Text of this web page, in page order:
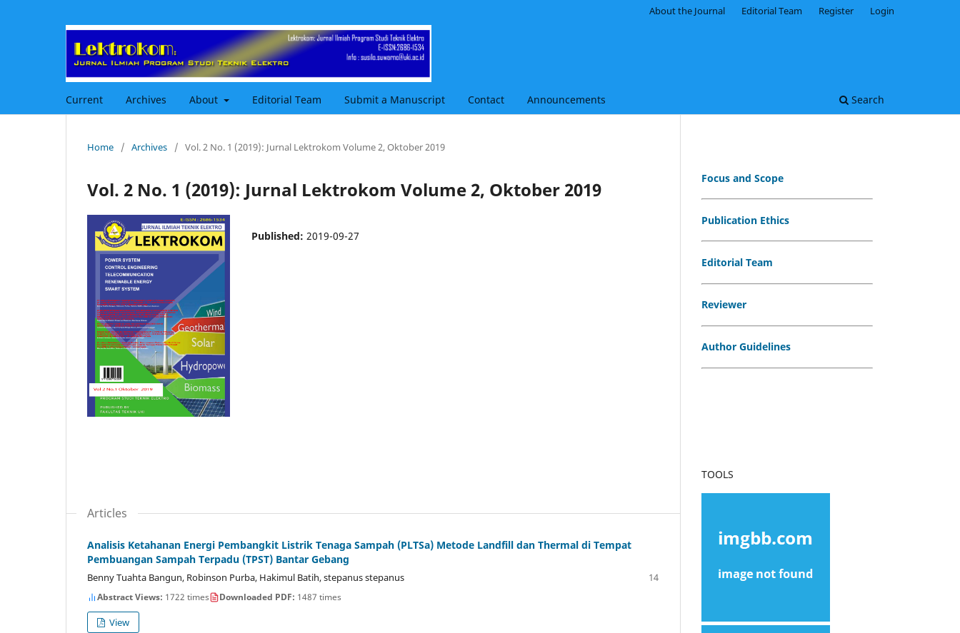
Current Archives About Editorial Team Submit a Manuscript Contact Announcements Search
About the Journal Editorial Team Register Login
Home / Archives / Vol. 2 No. 1 (2019): Jurnal Lektrokom Volume 2, Oktober 2019
Vol. 2 No. 1 (2019): Jurnal Lektrokom Volume 2, Oktober 2019
Published: 2019-09-27
Articles
Analisis Ketahanan Energi Pembangkit Listrik Tenaga Sampah (PLTSa) Metode Landfill dan Thermal di Tempat
Pembuangan Sampah Terpadu (TPST) Bantar Gebang
Benny Tuahta Bangun, Robinson Purba, Hakimul Batih, stepanus stepanus 14
Abstract Views: 1722 times Downloaded PDF: 1487 times
View
Focus and Scope
Publication Ethics
Editorial Team
Reviewer
Author Guidelines
TOOLS